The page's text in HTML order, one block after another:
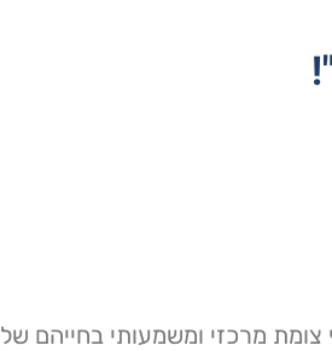
מרכזי ומשמעותי בחייהם של